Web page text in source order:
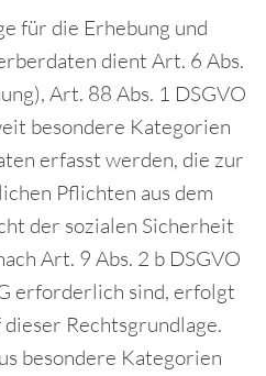
für die Erhebung und
dient Art. 6 Abs.
Art. 88 Abs. 1 DSGVO
besondere Kategorien
erfasst werden, die zur
Pflichten aus dem
der sozialen Sicherheit
Art. 9 Abs. 2 b DSGVO
erforderlich sind, erfolgt
Rechtsgrundlage.
besondere Kategorien